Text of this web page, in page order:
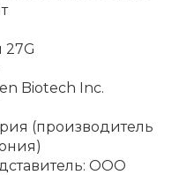
27G
Biotech Inc.
(производитель
ООО